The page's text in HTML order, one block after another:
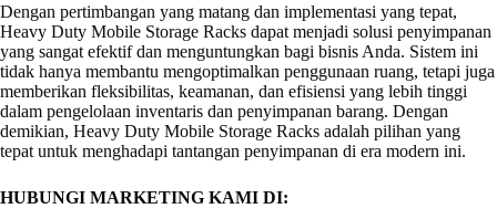
Dengan pertimbangan yang matang dan implementasi yang tepat,
Heavy Duty Mobile Storage Racks dapat menjadi solusi penyimpanan
yang sangat efektif dan menguntungkan bagi bisnis Anda. Sistem ini
tidak hanya membantu mengoptimalkan penggunaan ruang, tetapi juga
memberikan fleksibilitas, keamanan, dan efisiensi yang lebih tinggi
dalam pengelolaan inventaris dan penyimpanan barang. Dengan
demikian, Heavy Duty Mobile Storage Racks adalah pilihan yang
tepat untuk menghadapi tantangan penyimpanan di era modern ini.
HUBUNGI MARKETING KAMI DI: